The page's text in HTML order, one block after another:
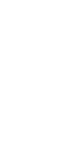
Перейти к